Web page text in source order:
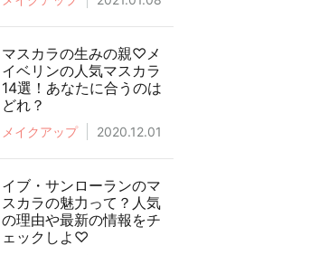
マスカラの生みの親♡メ
イベリンの人気マスカラ
14選！あなたに合うのは
どれ？
メイクアップ 2020.12.01
イブ・サンローランのマ
スカラの魅力って？人気
の理由や最新の情報をチ
ェックしよ♡